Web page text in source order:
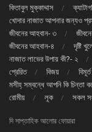
কিতাবুল মুক্কাদ্দাস
খোদার নাজাত আপনার জন্যও
জীবনের আহবান- ৩
জীবনের আহবান-৪
দৃষ্টি
নাজাত লাভের উপায় কী?- ২
প্রেরিত
বিজয়
মসীহ্ সম্বন্ধে আপনি কি চিন্তা
রোমীয়
লূক সকল
দি সাপ্তাহিক আলোর ফোয়ারা